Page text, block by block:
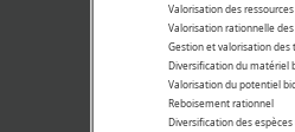
Valorisation des
Valorisation rationnelle
Gestion et valorisation des
Diversification du matériel
Valorisation du potentiel
Reboisement rationnel
Diversification des